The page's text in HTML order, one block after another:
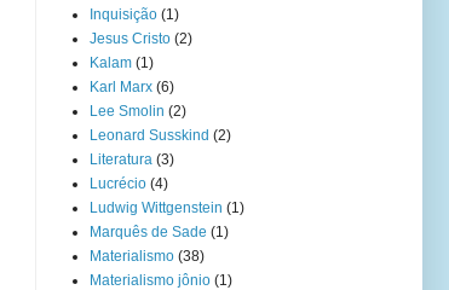
Inquisição (1)
Jesus Cristo (2)
Kalam (1)
Karl Marx (6)
Lee Smolin (2)
Leonard Susskind (2)
Literatura (3)
Lucrécio (4)
Ludwig Wittgenstein (1)
Marquês de Sade (1)
Materialismo (38)
Materialismo jônio (1)